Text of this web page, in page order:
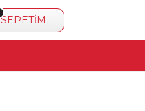
SEPETİM